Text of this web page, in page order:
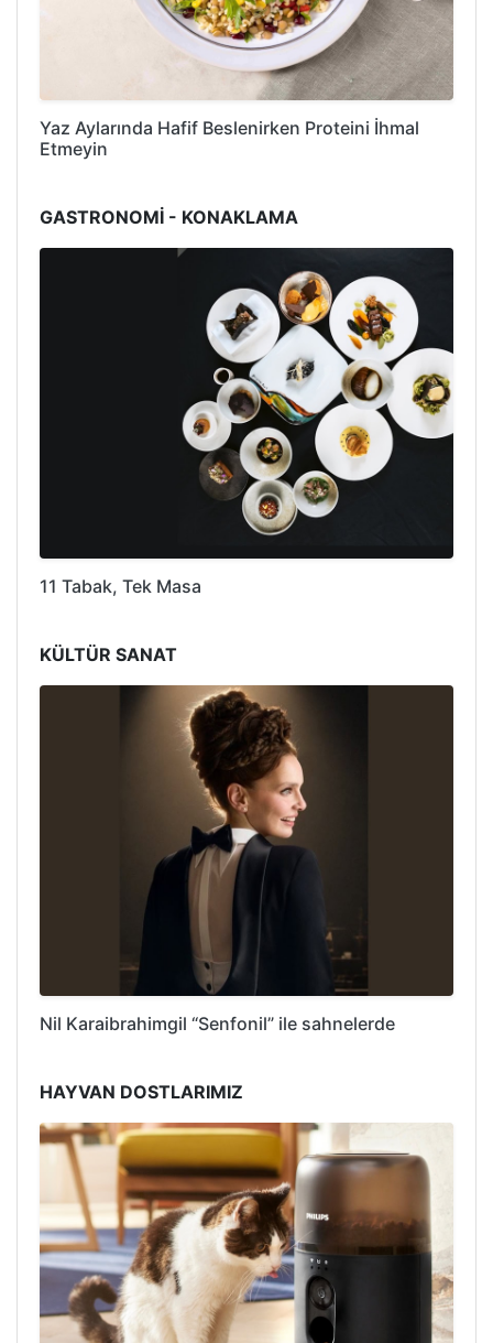
Yaz Aylarında Hafif Beslenirken Proteini İhmal
Etmeyin
GASTRONOMİ - KONAKLAMA
11 Tabak, Tek Masa
KÜLTÜR SANAT
Nil Karaibrahimgil “Senfonil” ile sahnelerde
HAYVAN DOSTLARIMIZ